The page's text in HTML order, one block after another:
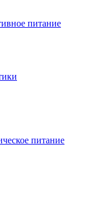
питание
питание